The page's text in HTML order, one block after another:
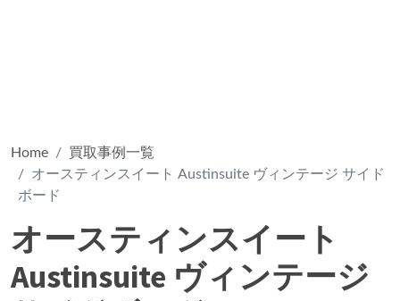
Home
買取事例一覧
オースティンスイート Austinsuite ヴィンテージ サイド
ボード
オースティンスイート
Austinsuite ヴィンテージ